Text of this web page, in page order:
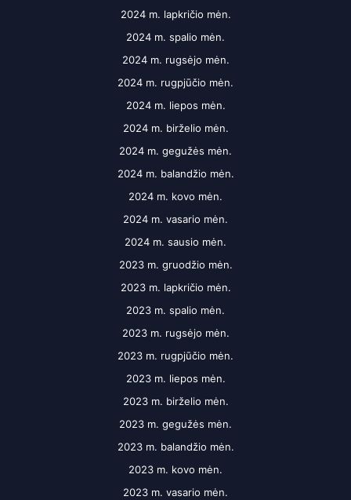
2024 m. lapkričio mėn.
2024 m. spalio mėn.
2024 m. rugsėjo mėn.
2024 m. rugpjūčio mėn.
2024 m. liepos mėn.
2024 m. birželio mėn.
2024 m. gegužės mėn.
2024 m. balandžio mėn.
2024 m. kovo mėn.
2024 m. vasario mėn.
2024 m. sausio mėn.
2023 m. gruodžio mėn.
2023 m. lapkričio mėn.
2023 m. spalio mėn.
2023 m. rugsėjo mėn.
2023 m. rugpjūčio mėn.
2023 m. liepos mėn.
2023 m. birželio mėn.
2023 m. gegužės mėn.
2023 m. balandžio mėn.
2023 m. kovo mėn.
2023 m. vasario mėn.